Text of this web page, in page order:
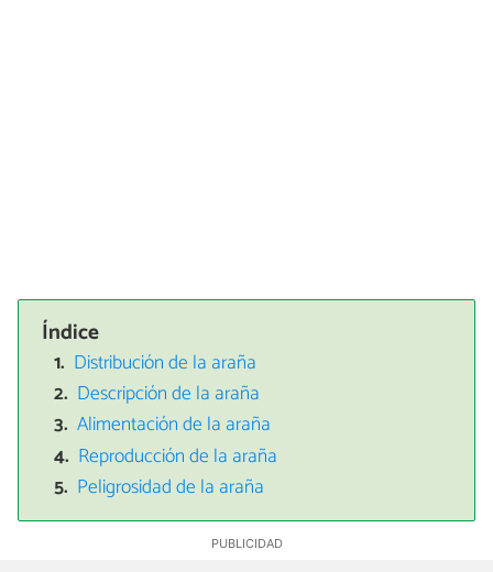
Índice
Distribución de la araña
Descripción de la araña
Alimentación de la araña
Reproducción de la araña
Peligrosidad de la araña